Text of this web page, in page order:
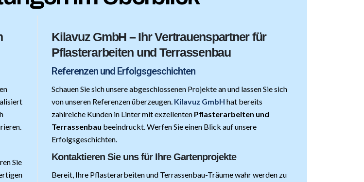
Sie
Kilavuz GmbH – Ihr Vertrauenspartner für
Pflasterarbeiten und Terrassenbau
Referenzen und Erfolgsgeschichten
Schauen Sie sich unsere abgeschlossenen Projekte an und lassen Sie sich
von unseren Referenzen überzeugen. Kilavuz GmbH hat bereits
zahlreiche Kunden in Linter mit exzellenten Pflasterarbeiten und
Terrassenbau beeindruckt. Werfen Sie einen Blick auf unsere
Erfolgsgeschichten.
Kontaktieren Sie uns für Ihre Gartenprojekte
Bereit, Ihre Pflasterarbeiten und Terrassenbau-Träume wahr werden zu